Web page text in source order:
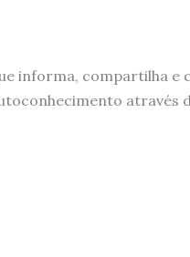
informa, compartilha e
através